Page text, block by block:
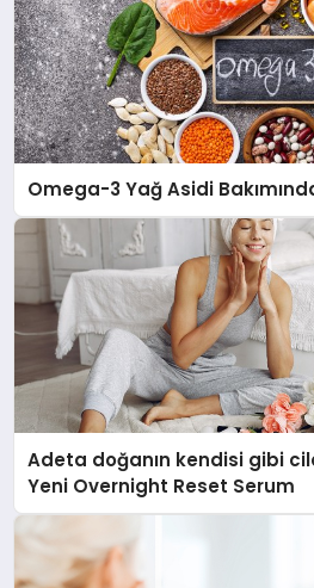
Omega-3 Yağ Asidi
Adeta doğanın kendisi gibi
Yeni Overnight Reset Serum